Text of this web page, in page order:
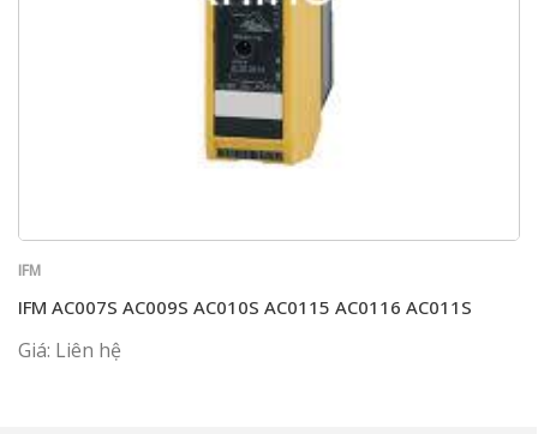
IFM
IFM AC007S AC009S AC010S AC0115 AC0116 AC011S
Giá: Liên hệ